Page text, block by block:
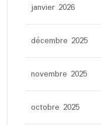
janvier 2026
décembre 2025
novembre 2025
octobre 2025